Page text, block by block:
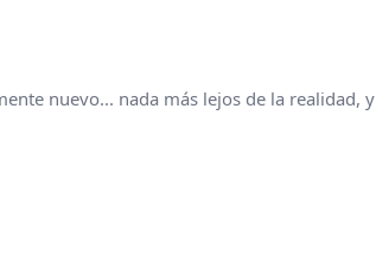
nuevo... nada más lejos de la realidad, y